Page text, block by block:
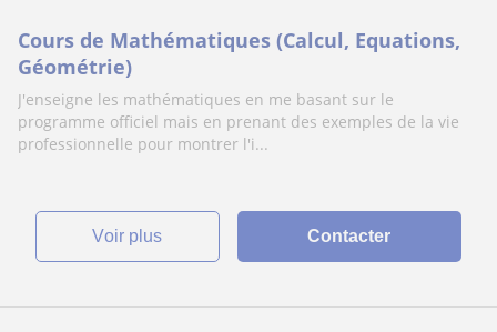
Cours de Mathématiques (Calcul, Equations,
Géométrie)
J'enseigne les mathématiques en me basant sur le
programme officiel mais en prenant des exemples de la vie
professionnelle pour montrer l'i...
voir plus Contacter